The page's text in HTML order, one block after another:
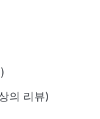
의 리뷰)